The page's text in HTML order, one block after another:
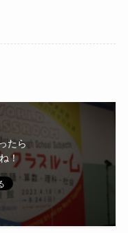
たら
！